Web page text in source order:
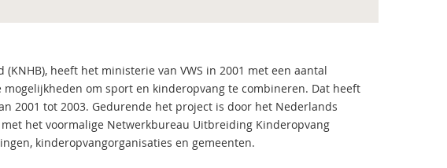
heeft het ministerie van VWS in 2001 met een aantal
om sport en kinderopvang te combineren. Dat heeft
2001 tot 2003. Gedurende het project is door het Nederlands
het voormalige Netwerkbureau Uitbreiding Kinderopvang
kinderopvangorganisaties en gemeenten.